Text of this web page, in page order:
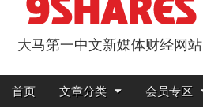
9点股票
大马第一中文新媒体财经网站
Main
Skip
首页 文章分类 会员专区